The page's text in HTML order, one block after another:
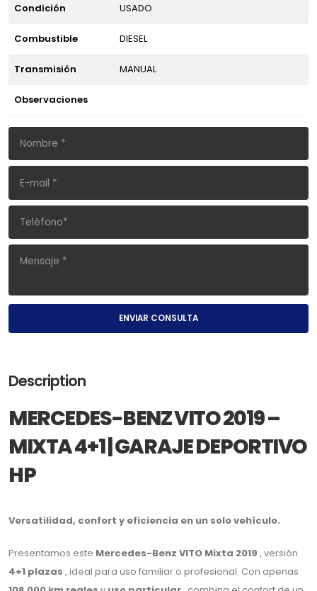
Condición USADO
Combustible DIESEL
Transmisión MANUAL
Observaciones
ENVIAR CONSULTA
Description
MERCEDES-BENZ VITO 2019 –
MIXTA 4+1 | GARAJE DEPORTIVO
HP
Versatilidad, confort y eficiencia en un solo vehículo.
Presentamos este Mercedes-Benz VITO Mixta 2019 , versión
4+1 plazas , ideal para uso familiar o profesional. Con apenas